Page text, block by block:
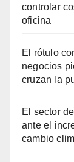
controlar
oficina
El rótulo
negocios
cruzan la
El sector
ante el
cambio